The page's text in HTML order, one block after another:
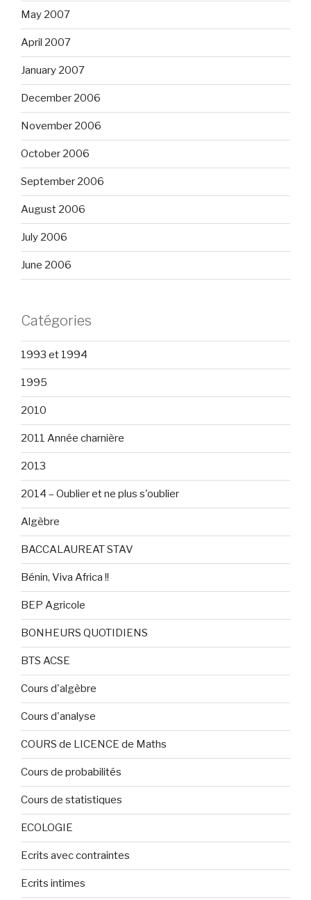
May 2007
April 2007
January 2007
December 2006
November 2006
October 2006
September 2006
August 2006
July 2006
June 2006
Catégories
1993 et 1994
1995
2010
2011 Année charnière
2013
2014 – Oublier et ne plus s'oublier
Algèbre
BACCALAUREAT STAV
Bénin, Viva Africa !!
BEP Agricole
BONHEURS QUOTIDIENS
BTS ACSE
Cours d'algèbre
Cours d'analyse
COURS de LICENCE de Maths
Cours de probabilités
Cours de statistiques
ECOLOGIE
Ecrits avec contraintes
Ecrits intimes